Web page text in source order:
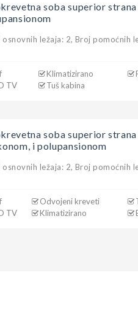
soba superior
osnovnih ležaja: 2, Broj pomoćnih
Klimatizirano
TV
Tuš kabina
soba superior
i polupansionom
osnovnih ležaja: 2, Broj pomoćnih
Odvojeni kreveti
TV
Klimatizirano